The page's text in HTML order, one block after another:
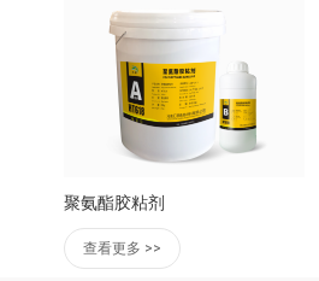
聚氨酯胶粘剂
查看更多 >>